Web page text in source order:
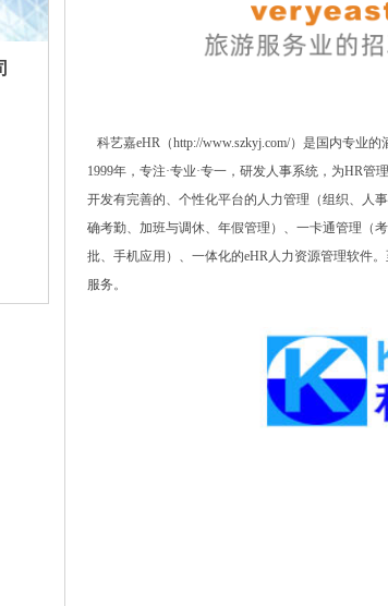
科艺嘉eHR （http://www.szkyj.com/）是国内专业的
1999年，专注·专业·专一，研发人事系统，为HR管
开发有完善的、个性化平台的人力管理（组织、人
确考勤、加班与调休、年假管理）、一卡通管理（
批、手机应用）、一体化的eHR人力资源管理软件
服务。